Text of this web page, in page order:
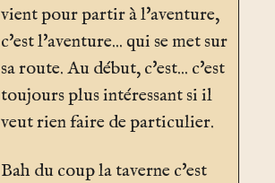
vient pour partir à l'aventure,
c'est l'aventure... qui se met sur
sa route. Au début, c'est... c'est
toujours plus intéressant si il
veut rien faire de particulier.
Bah du coup la taverne c'est